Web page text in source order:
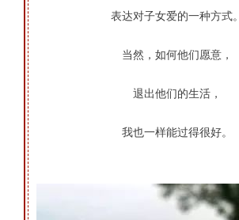
表达对子女爱的一种方式。
当然，如何他们愿意，
退出他们的生活，
我也一样能过得很好。